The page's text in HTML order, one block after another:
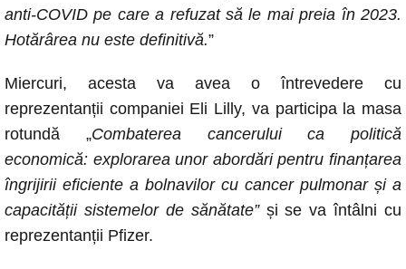
anti-COVID pe care a refuzat să le mai preia în 2023.
Hotărârea nu este definitivă.”
Miercuri, acesta va avea o întrevedere cu
reprezentanții companiei Eli Lilly, va participa la masa
rotundă „Combaterea cancerului ca politică
economică: explorarea unor abordări pentru finanțarea
îngrijirii eficiente a bolnavilor cu cancer pulmonar și a
capacității sistemelor de sănătate”și se va întâlni cu
reprezentanții Pfizer.